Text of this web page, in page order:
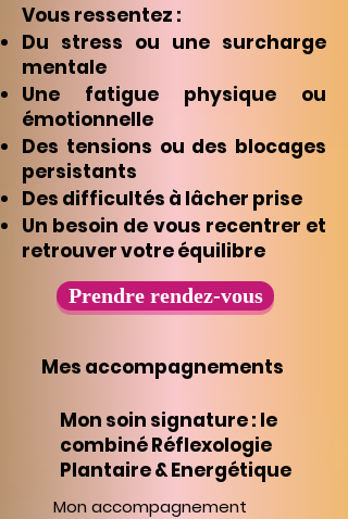
Vous ressentez :
Du stress ou une surcharge
mentale
Une fatigue physique ou
émotionnelle
Des tensions ou des blocages
persistants
Des difficultés à lâcher prise
Un besoin de vous recentrer et
retrouver votre équilibre
Prendre rendez-vous
Mes accompagnements
Mon soin signature : le
combiné Réflexologie
Plantaire & Energétique
Mon accompagnement